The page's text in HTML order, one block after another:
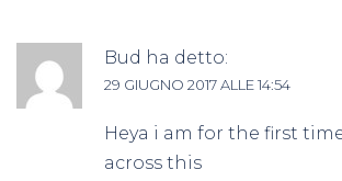
Bud ha detto:
29 GIUGNO 2017 ALLE 14:54
Heya i am for the first
across this